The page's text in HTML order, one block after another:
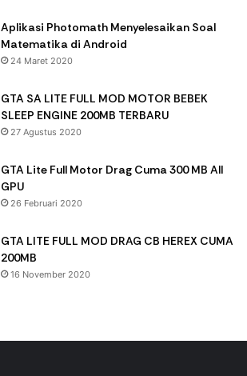
Aplikasi Photomath Menyelesaikan Soal
Matematika di Android
24 Maret 2020
GTA SA LITE FULL MOD MOTOR BEBEK
SLEEP ENGINE 200MB TERBARU
27 Agustus 2020
GTA Lite Full Motor Drag Cuma 300 MB All
GPU
26 Februari 2020
GTA LITE FULL MOD DRAG CB HEREX CUMA
200MB
16 November 2020